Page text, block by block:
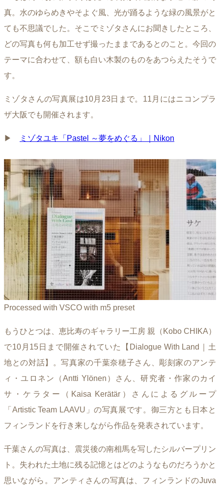
真。水のゆらめきやそよぐ風、光が踊るような緑の風景がと
ても不思議でした。そこでミゾタさんにお聞きしたところ、
どの写真も何も加工せず撮ったままであるとのこと。今回の
テーマに合わせて、額も白い木製のものをあつらえたそうで
す。
ミゾタさんの写真展は10月23日まで。11月にはニコンプラ
ザ大阪でも開催されます。
▶︎ ミゾタユキ「Pastel ～夢をめぐる」｜Nikon
Processed with VSCO with m5 preset
もうひとつは、恵比寿のギャラリー工房 親（Kobo CHIKA）
で10月15日まで開催されていた【Dialogue With Land｜土
地との対話】。写真家の千葉奈穂子さん、彫刻家のアンテ
ィ・ユロネン（Antti Ylönen）さん、研究者・作家のカイ
サ・ケラター（Kaisa Kerätär）さんによるグループ
「Artistic Team LAAVU」の写真展です。御三方とも日本と
フィンランドを行き来しながら作品を発表されています。
千葉さんの写真は、震災後の南相馬を写したシルバープリン
ト。失われた土地に残る記憶とはどのようなものだろうかと
思いながら。アンティさんの写真は、フィンランドのJuva